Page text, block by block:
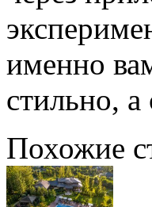
именно
стильно, а
Похожие